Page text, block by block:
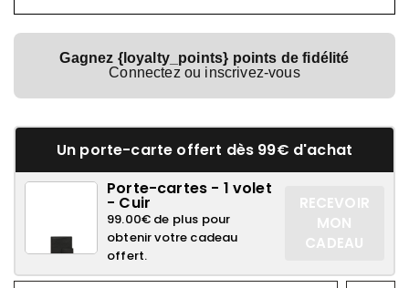
Gagnez {loyalty_points} points de fidélité
Connectez ou inscrivez-vous
Un porte-carte offert dès 99€ d'achat
Porte-cartes - 1 volet
- Cuir
99.00€ de plus pour
obtenir votre cadeau
offert.
RECEVOIR
MON
CADEAU